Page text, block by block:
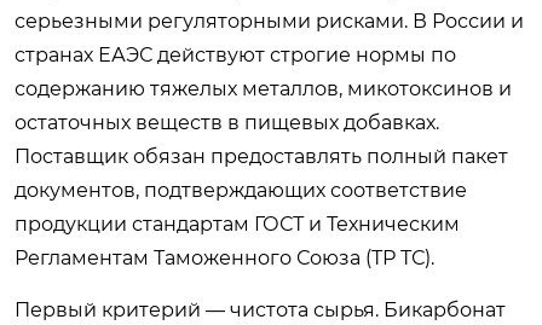
серьезными регуляторными рисками. В России и
странах ЕАЭС действуют строгие нормы по
содержанию тяжелых металлов, микотоксинов и
остаточных веществ в пищевых добавках.
Поставщик обязан предоставлять полный пакет
документов, подтверждающих соответствие
продукции стандартам ГОСТ и Техническим
Регламентам Таможенного Союза (ТР ТС).
Первый критерий — чистота сырья. Бикарбонат